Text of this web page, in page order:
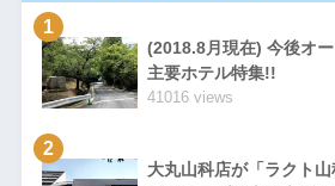
1
(2018.8月現在) 今後オ
主要ホテル特集!!
41016 views
2
大丸山科店が「ラクト